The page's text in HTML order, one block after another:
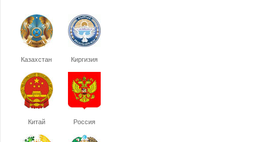
Казахстан Киргизия
Китай Россия